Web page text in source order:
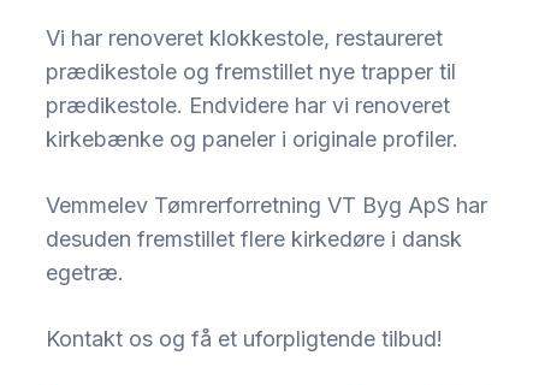
Vi har renoveret klokkestole, restaureret
prædikestole og fremstillet nye trapper til
prædikestole. Endvidere har vi renoveret
kirkebænke og paneler i originale profiler.
Vemmelev Tømrerforretning VT Byg ApS har
desuden fremstillet flere kirkedøre i dansk
egetræ.
Kontakt os og få et uforpligtende tilbud!